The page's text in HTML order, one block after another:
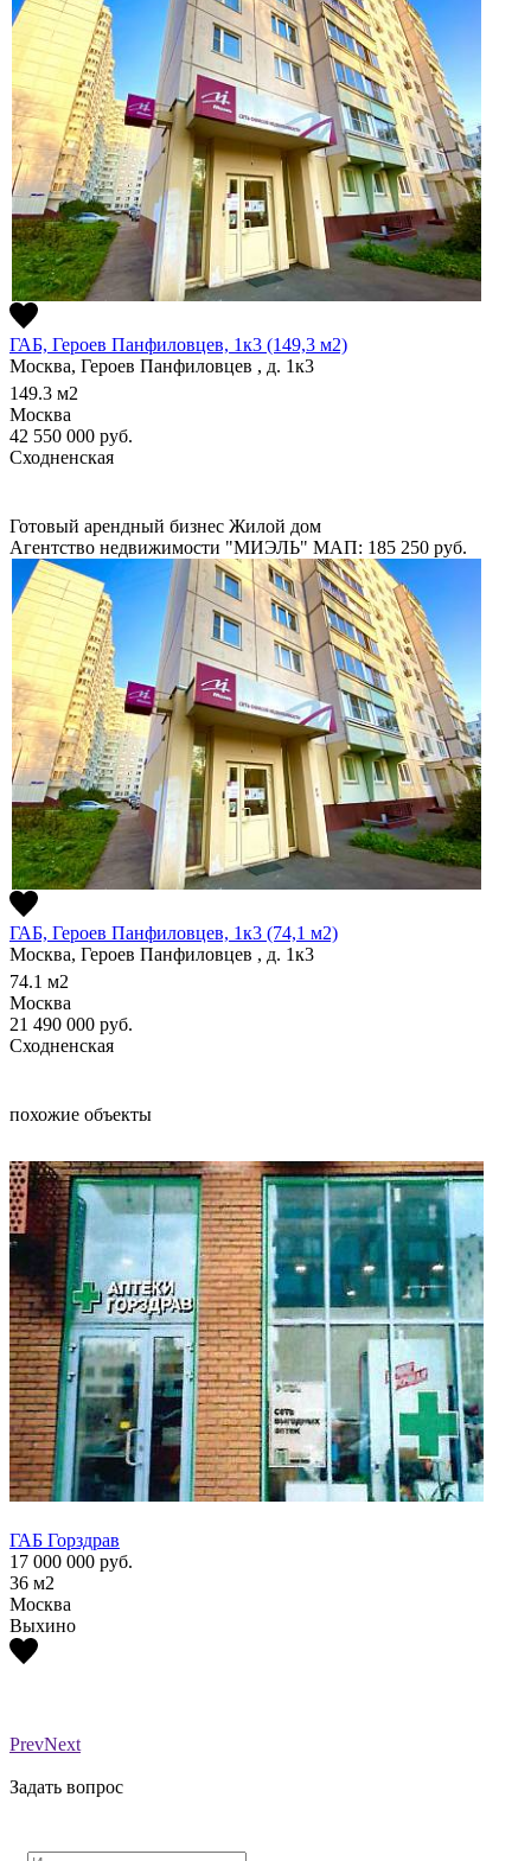
ГАБ, Героев Панфиловцев, 1к3 (149,3 м2)
Москва, Героев Панфиловцев , д. 1к3
149.3 м2
Москва
42 550 000 руб.
Сходненская
Готовый арендный бизнес Жилой дом
Агентство недвижимости "МИЭЛЬ" МАП: 185 250 руб.
ГАБ, Героев Панфиловцев, 1к3 (74,1 м2)
Москва, Героев Панфиловцев , д. 1к3
74.1 м2
Москва
21 490 000 руб.
Сходненская
похожие объекты
ГАБ Горздрав
17 000 000 руб.
36 м2
Москва
Выхино
PrevNext
Задать вопрос